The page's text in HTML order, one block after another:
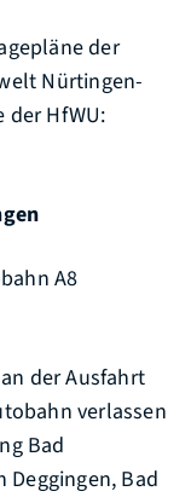
der
Nürtingen-
der HfWU:
A8
der Ausfahrt
verlassen
Bad
Deggingen, Bad